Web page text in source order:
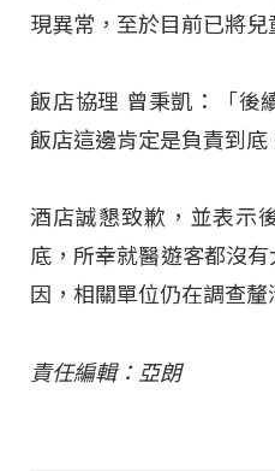
現異常，至於目前已將兒
飯店協理 曾秉凱：「後
飯店這邊肯定是負責到底
酒店誠懇致歉，並表示
底，所幸就醫遊客都沒
因，相關單位仍在調查釐
責任編輯：亞朗